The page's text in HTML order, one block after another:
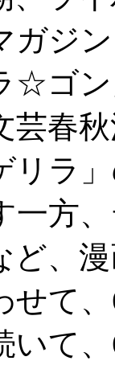
ガジ
☆ゴ
芸春
リラ
一方
ど、
せて
いて